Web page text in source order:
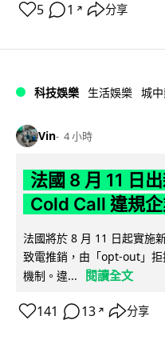
5 1 ↗ 分享
科技娛樂 生活娛樂 城
Vin 4 小時
法國 8 月 11 日
Cold Call 違規
法國將於 8 月 11 日起實施
致電推銷，由「opt-out」
機制。違...
閱讀全文
141 13 ↗ 分享